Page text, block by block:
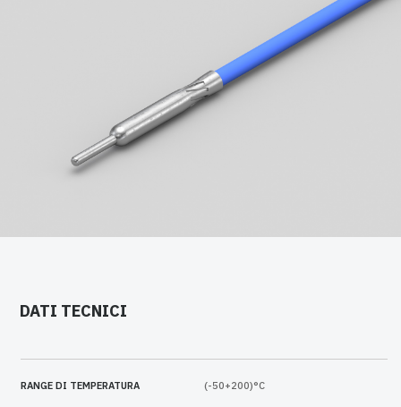
DATI TECNICI
RANGE DI TEMPERATURA (-50+200)°C